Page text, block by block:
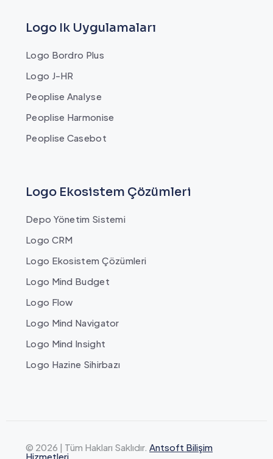
Logo Ik Uygulamaları
Logo Bordro Plus
Logo J-HR
Peoplise Analyse
Peoplise Harmonise
Peoplise Casebot
Logo Ekosistem Çözümleri
Depo Yönetim Sistemi
Logo CRM
Logo Ekosistem Çözümleri
Logo Mind Budget
Logo Flow
Logo Mind Navigator
Logo Mind Insight
Logo Hazine Sihirbazı
© 2026 | Tüm Hakları Saklıdır. Antsoft Bilişim
Hizmetleri.